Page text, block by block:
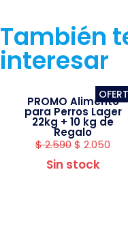
También
interesar
PROMO Alimento
para Perros Lager
22kg + 10 kg de
Regalo
$2.590$ 2.050
Sin stock